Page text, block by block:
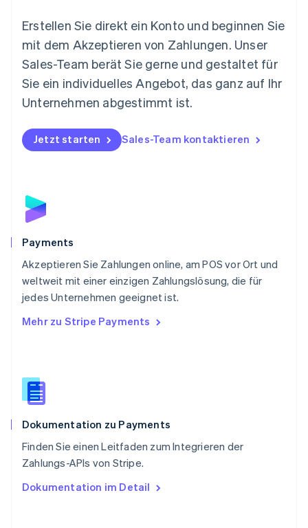
Erstellen Sie direkt ein Konto und beginnen Sie
mit dem Akzeptieren von Zahlungen. Unser
Sales-Team berät Sie gerne und gestaltet für
Sie ein individuelles Angebot, das ganz auf Ihr
Unternehmen abgestimmt ist.
Jetzt starten Sales-Team kontaktieren
Payments
Akzeptieren Sie Zahlungen online, am POS vor Ort und
weltweit mit einer einzigen Zahlungslösung, die für
jedes Unternehmen geeignet ist.
Mehr zu Stripe Payments
Dokumentation zu Payments
Finden Sie einen Leitfaden zum Integrieren der
Zahlungs-APIs von Stripe.
Dokumentation im Detail
English
Niederlande
Nederlands English
Norwegen
English
Österreich
Polen
English
Portugal
Schweden
Schweiz
Singapur
English简体中文
Slowakei
Slowenien
English
Spanien
Thailand
Tschechische Republik
English
English